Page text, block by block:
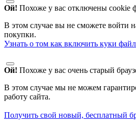
Ой! Похоже у вас отключены cookie
В этом случае вы не сможете войти
покупки.
Узнать о том как включить куки
Ой! Похоже у вас очень старый
В этом случае мы не можем
работу сайта.
Получить свой новый, бесплатный